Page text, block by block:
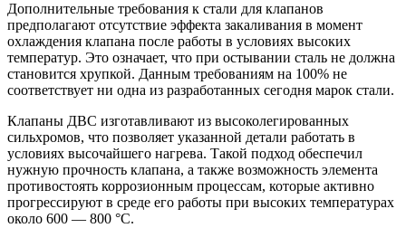
Дополнительные требования к стали для клапанов
предполагают отсутствие эффекта закаливания в момент
охлаждения клапана после работы в условиях высоких
температур. Это означает, что при остывании сталь не должна
становится хрупкой. Данным требованиям на 100% не
соответствует ни одна из разработанных сегодня марок стали.
Клапаны ДВС изготавливают из высоколегированных
сильхромов, что позволяет указанной детали работать в
условиях высочайшего нагрева. Такой подход обеспечил
нужную прочность клапана, а также возможность элемента
противостоять коррозионным процессам, которые активно
прогрессируют в среде его работы при высоких температурах
около 600 — 800 °C.